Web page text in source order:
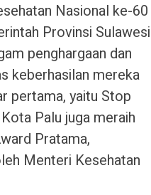
Nasional ke-60
Provinsi Sulawesi
penghargaan dan
keberhasilan mereka
pertama, yaitu Stop
Palu juga meraih
Pratama,
Menteri Kesehatan